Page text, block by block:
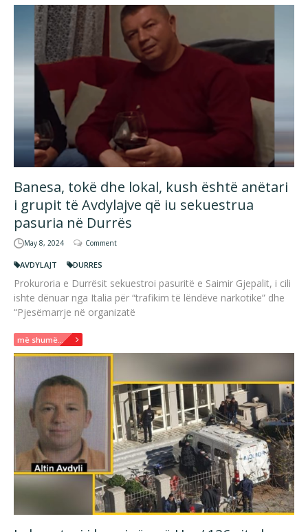
Banesa, tokë dhe lokal, kush është anëtari
i grupit të Avdylajve që iu sekuestrua
pasuria në Durrës
May 8, 2024 Comment
AVDYLAJT DURRES
Prokuroria e Durrësit sekuestroi pasuritë e Saimir Gjepalit, i cili
ishte dënuar nga Italia për “trafikim të lëndëve narkotike” dhe
“Pjesëmarrje në organizatë
më shumë...